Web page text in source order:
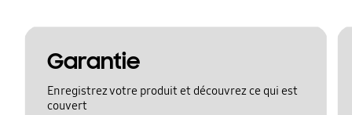
Garantie
Enregistrez votre produit et découvrez ce qui est
couvert